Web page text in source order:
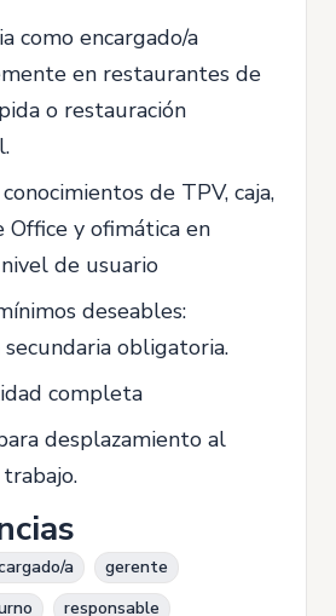
como encargado/a
en restaurantes de
o restauración
de TPV, caja,
Office y ofimática en
de usuario
deseables:
secundaria obligatoria.
completa
desplazamiento al
a
gerente
responsable